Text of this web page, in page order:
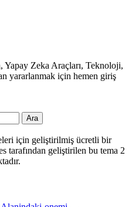
Zeka Araçları, Teknoloji,
yararlanmak için hemen giriş
için geliştirilmiş ücretli bir
tarafından geliştirilen bu tema 2